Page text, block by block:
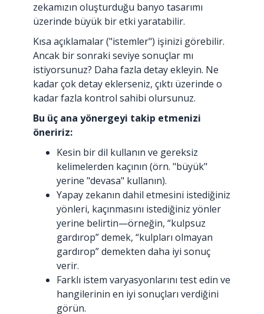
zekamızın oluşturduğu banyo tasarımı
üzerinde büyük bir etki yaratabilir.
Kısa açıklamalar ("istemler") işinizi görebilir.
Ancak bir sonraki seviye sonuçlar mı
istiyorsunuz? Daha fazla detay ekleyin. Ne
kadar çok detay eklerseniz, çıktı üzerinde o
kadar fazla kontrol sahibi olursunuz.
Bu üç ana yönergeyi takip etmenizi
öneririz:
Kesin bir dil kullanın ve gereksiz
kelimelerden kaçının (örn. "büyük"
yerine "devasa" kullanın).
Yapay zekanın dahil etmesini istediğiniz
yönleri, kaçınmasını istediğiniz yönler
yerine belirtin—örneğin, “kulpsuz
gardırop” demek, “kulpları olmayan
gardırop” demekten daha iyi sonuç
verir.
Farklı istem varyasyonlarını test edin ve
hangilerinin en iyi sonuçları verdiğini
görün.